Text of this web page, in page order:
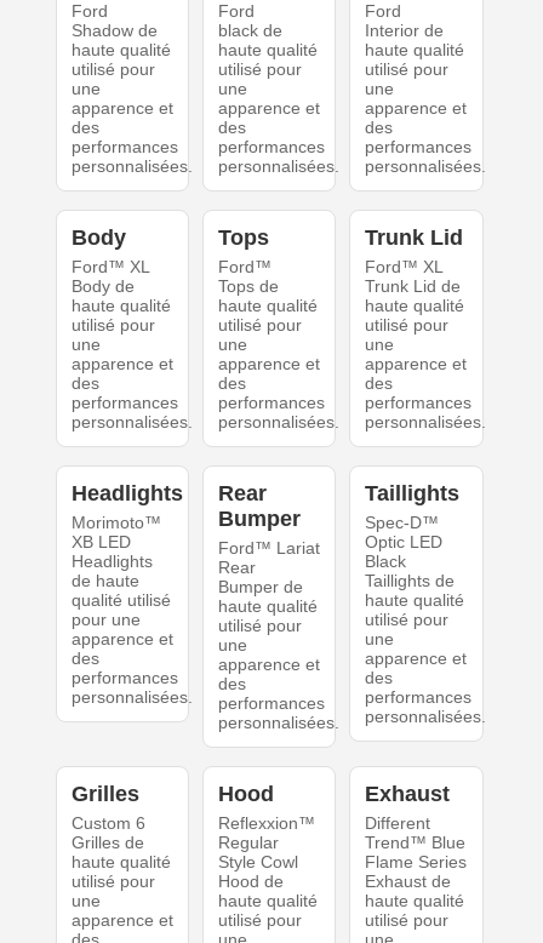
Ford
Shadow de
haute qualité
utilisé pour
une
apparence et
des
performances
personnalisées.
Ford
black de
haute qualité
utilisé pour
une
apparence et
des
performances
personnalisées.
Ford
Interior de
haute qualité
utilisé pour
une
apparence et
des
performances
personnalisées.
Body
Ford™ XL
Body de
haute qualité
utilisé pour
une
apparence et
des
performances
personnalisées.
Tops
Ford™
Tops de
haute qualité
utilisé pour
une
apparence et
des
performances
personnalisées.
Trunk Lid
Ford™ XL
Trunk Lid de
haute qualité
utilisé pour
une
apparence et
des
performances
personnalisées.
Headlights
Morimoto™
XB LED
Headlights
de haute
qualité utilisé
pour une
apparence et
des
performances
personnalisées.
Rear
Bumper
Ford™ Lariat
Rear
Bumper de
haute qualité
utilisé pour
une
apparence et
des
performances
personnalisées.
Taillights
Spec-D™
Optic LED
Black
Taillights de
haute qualité
utilisé pour
une
apparence et
des
performances
personnalisées.
Grilles
Custom 6
Grilles de
haute qualité
utilisé pour
une
apparence et
Hood
Reflexxion™
Regular
Style Cowl
Hood de
haute qualité
utilisé pour
Exhaust
Different
Trend™ Blue
Flame Series
Exhaust de
haute qualité
utilisé pour